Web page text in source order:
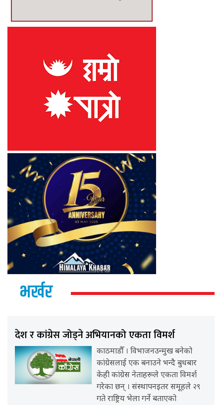
भर्खर
देश र कांग्रेस जोड्ने अभियानको एकता विमर्श
काठमाडौँ । विभाजनउन्मुख बनेको
कांग्रेसलाई एक बनाउने भन्दै बुधबार
केही कांग्रेस नेताहरूले एकता विमर्श
गरेका छन् । संस्थापनइतर समूहले २९
गते राष्ट्रिय भेला गर्ने बताएको